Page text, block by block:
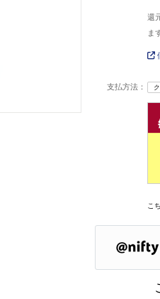
還
ま
支払方法：
こ